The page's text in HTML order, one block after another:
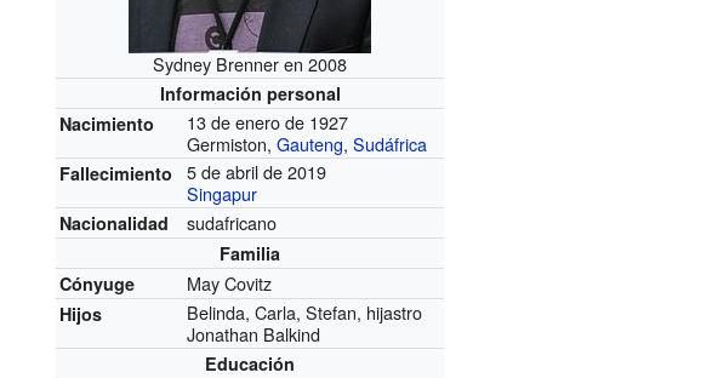
Sydney Brenner en 2008
Información personal
Nacimiento
13 de enero de 1927
Germiston,Gauteng,Sudáfrica
Fallecimiento
5 de abril de 2019
Singapur
Nacionalidad sudafricano
Familia
Cónyuge
May Covitz
Hijos
Belinda, Carla, Stefan, hijastro
Jonathan Balkind
Educación